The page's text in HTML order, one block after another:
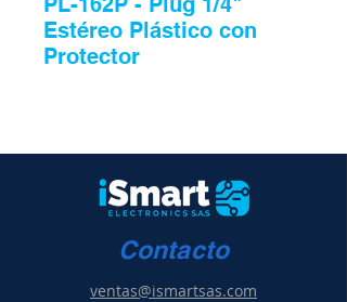
Estéreo Plástico con
Protector
Contacto
ventas@ismartsas.com